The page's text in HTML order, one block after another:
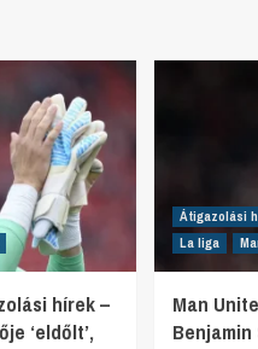
hírek –
‘eldőlt’,
Átigazolási
La liga
Man